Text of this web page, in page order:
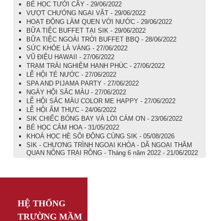
BÉ HỌC TƯỚI CÂY - 29/06/2022
VƯỢT CHƯỚNG NGẠI VẬT - 29/06/2022
HOẠT ĐỘNG LÀM QUEN VỚI NƯỚC - 29/06/2022
BỮA TIỆC BUFFET TẠI SIK - 29/06/2022
BỮA TIỆC NGOÀI TRỜI BUFFET BBQ - 28/06/2022
SỨC KHỎE LÀ VÀNG - 27/06/2022
VŨ ĐIỆU HAWAII - 27/06/2022
TRẠM TRẢI NGHIỆM HẠNH PHÚC - 27/06/2022
LỄ HỘI TÉ NƯỚC - 27/06/2022
SPA AND PIJAMA PARTY - 27/06/2022
NGÀY HỘI SẮC MÀU - 27/06/2022
LỄ HỘI SẮC MÀU COLOR ME HAPPY - 27/06/2022
LỄ HỘI ẨM THỰC - 24/06/2022
SIK CHIẾC BÓNG BAY VÀ LỜI CÁM ƠN - 23/06/2022
BÉ HỌC CẮM HOA - 31/05/2022
KHOÁ HỌC HÈ SÔI ĐỘNG CÙNG SIK - 05/08/2026
SIK - CHƯƠNG TRÌNH NGOẠI KHÓA - DÃ NGOẠI THĂM
QUAN NÔNG TRẠI RỒNG - Tháng 6 năm 2022 - 21/06/2022
HỆ THỐNG
TRƯỜNG MẦM